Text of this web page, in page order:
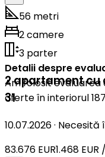
56 metri
2 camere
3 parter
Detalii despre
Am folosit evaluarea
oferte în interiorul
2 apartament cu
31
10.07.2026· Necesită
83.676 EUR1.468 EUR